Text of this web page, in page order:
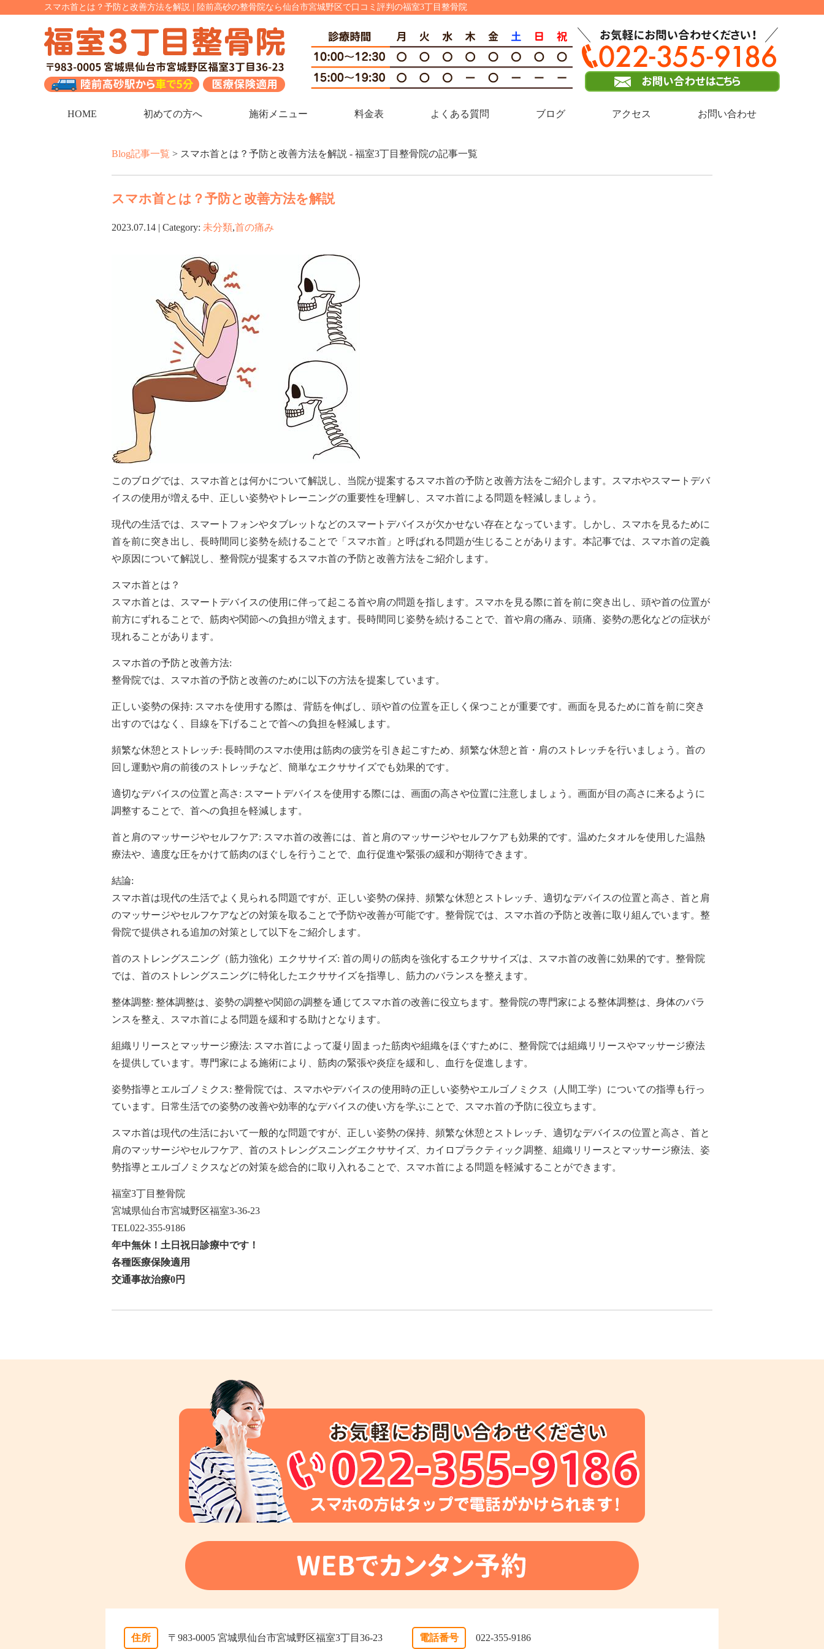
スマホ首とは？予防と改善方法を解説 | 陸前高砂の整骨院なら仙台市宮城野区で口コミ評判の福室3丁目整骨院
HOME 初めての方へ 施術メニュー 料金表 よくある質問 ブログ アクセス お問い合わせ
Blog記事一覧 > スマホ首とは？予防と改善方法を解説 - 福室3丁目整骨院の記事一覧
スマホ首とは？予防と改善方法を解説
2023.07.14 | Category: 未分類,首の痛み
このブログでは、スマホ首とは何かについて解説し、当院が提案するスマホ首の予防と改善方法をご紹介します。スマホやスマートデバ
イスの使用が増える中、正しい姿勢やトレーニングの重要性を理解し、スマホ首による問題を軽減しましょう。
現代の生活では、スマートフォンやタブレットなどのスマートデバイスが欠かせない存在となっています。しかし、スマホを見るために
首を前に突き出し、長時間同じ姿勢を続けることで「スマホ首」と呼ばれる問題が生じることがあります。本記事では、スマホ首の定義
や原因について解説し、整骨院が提案するスマホ首の予防と改善方法をご紹介します。
スマホ首とは？
スマホ首とは、スマートデバイスの使用に伴って起こる首や肩の問題を指します。スマホを見る際に首を前に突き出し、頭や首の位置が
前方にずれることで、筋肉や関節への負担が増えます。長時間同じ姿勢を続けることで、首や肩の痛み、頭痛、姿勢の悪化などの症状が
現れることがあります。
スマホ首の予防と改善方法:
整骨院では、スマホ首の予防と改善のために以下の方法を提案しています。
正しい姿勢の保持: スマホを使用する際は、背筋を伸ばし、頭や首の位置を正しく保つことが重要です。画面を見るために首を前に突き
出すのではなく、目線を下げることで首への負担を軽減します。
頻繁な休憩とストレッチ: 長時間のスマホ使用は筋肉の疲労を引き起こすため、頻繁な休憩と首・肩のストレッチを行いましょう。首の
回し運動や肩の前後のストレッチなど、簡単なエクササイズでも効果的です。
適切なデバイスの位置と高さ: スマートデバイスを使用する際には、画面の高さや位置に注意しましょう。画面が目の高さに来るように
調整することで、首への負担を軽減します。
首と肩のマッサージやセルフケア: スマホ首の改善には、首と肩のマッサージやセルフケアも効果的です。温めたタオルを使用した温熱
療法や、適度な圧をかけて筋肉のほぐしを行うことで、血行促進や緊張の緩和が期待できます。
結論:
スマホ首は現代の生活でよく見られる問題ですが、正しい姿勢の保持、頻繁な休憩とストレッチ、適切なデバイスの位置と高さ、首と肩
のマッサージやセルフケアなどの対策を取ることで予防や改善が可能です。整骨院では、スマホ首の予防と改善に取り組んでいます。整
骨院で提供される追加の対策として以下をご紹介します。
首のストレングスニング（筋力強化）エクササイズ: 首の周りの筋肉を強化するエクササイズは、スマホ首の改善に効果的です。整骨院
では、首のストレングスニングに特化したエクササイズを指導し、筋力のバランスを整えます。
整体調整: 整体調整は、姿勢の調整や関節の調整を通じてスマホ首の改善に役立ちます。整骨院の専門家による整体調整は、身体のバラ
ンスを整え、スマホ首による問題を緩和する助けとなります。
組織リリースとマッサージ療法: スマホ首によって凝り固まった筋肉や組織をほぐすために、整骨院では組織リリースやマッサージ療法
を提供しています。専門家による施術により、筋肉の緊張や炎症を緩和し、血行を促進します。
姿勢指導とエルゴノミクス: 整骨院では、スマホやデバイスの使用時の正しい姿勢やエルゴノミクス（人間工学）についての指導も行っ
ています。日常生活での姿勢の改善や効率的なデバイスの使い方を学ぶことで、スマホ首の予防に役立ちます。
スマホ首は現代の生活において一般的な問題ですが、正しい姿勢の保持、頻繁な休憩とストレッチ、適切なデバイスの位置と高さ、首と
肩のマッサージやセルフケア、首のストレングスニングエクササイズ、カイロプラクティック調整、組織リリースとマッサージ療法、姿
勢指導とエルゴノミクスなどの対策を総合的に取り入れることで、スマホ首による問題を軽減することができます。
福室3丁目整骨院
宮城県仙台市宮城野区福室3-36-23
TEL022-355-9186
年中無休！土日祝日診療中です！
各種医療保険適用
交通事故治療0円
住所 〒983-0005 宮城県仙台市宮城野区福室3丁目36-23 電話番号 022-355-9186